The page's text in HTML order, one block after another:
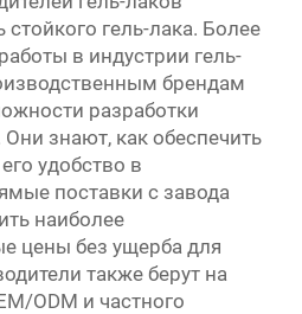
гель-лака. Более
в индустрии гель-
брендам
разработки
знают, как обеспечить
удобство в
поставки с завода
наиболее
цены без ущерба для
также берут на
ODM и частного